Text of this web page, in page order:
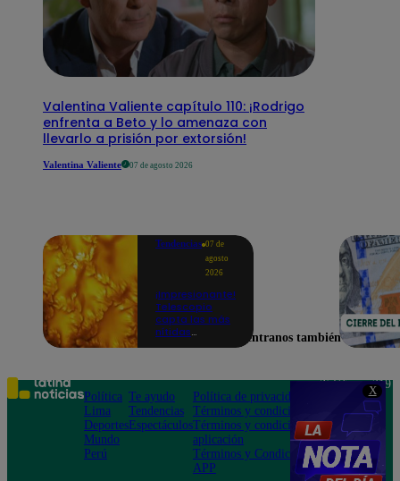
X
Valentina Valiente capítulo 110: ¡Rodrigo
enfrenta a Beto y lo amenaza con
llevarlo a prisión por extorsión!
Valentina Valiente 07 de agosto 2026
Tendencias 07 de
agosto
2026
¡Impresionante!
Telescopio
capta las más
nítidas
del Sol
Encuéntranos también en
Política
Lima
Deportes
Mundo
Perú
Te ayudo
Tendencias
Espectáculos
Política de privacidad
Términos y condiciones
Términos y condiciones
aplicación
Términos y Condiciones
APP
Teléfono: 219
Av. San
Felipe 968
Jesús María